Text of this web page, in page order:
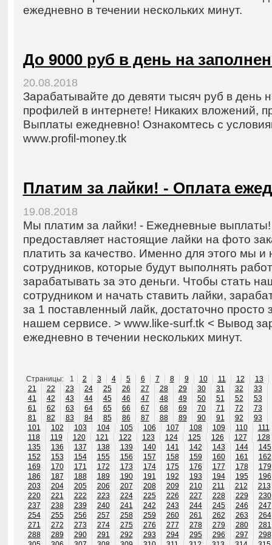
ежедневно в течении нескольких минут.
До 9000 руб в день на
20.08.2018
Зарабатывайте до девяти тысяч руб в день
профилей в интернете! Никаких вложений,
Выплаты ежедневно! Ознакомтесь с
www.profil-money.tk
Платим за лайки! - Оплата
19.08.2018
Мы платим за лайки! - Ежедневные
предоставляет настоящие лайки на фото
платить за качество. Именно для этого мы
сотрудников, которые будут выполнять
зарабатывать за это деньги. Чтобы стать
сотрудником и начать ставить лайки,
за 1 поставленный лайк, достаточно просто
нашем сервисе. > www.like-surf.tk < Вывод
ежедневно в течении нескольких минут.
Страницы: 1 2 3 4 5 6 7 8 9 10 11 12
13
21
22 23 24 25 26 27 28 29 30 31 32
33
41
42 43 44 45 46 47 48 49 50 51 52
53
61
62 63 64 65 66 67 68 69 70 71 72
73
81
82 83 84 85 86 87 88 89 90 91 92
93
101
102 103 104 105 106 107 108 109 110
111
118
119 120 121 122 123 124 125 126 127
128
135
136 137 138 139 140 141 142 143 144
145
152
153 154 155 156 157 158 159 160 161
162
169
170 171 172 173 174 175 176 177 178
179
186
187 188 189 190 191 192 193 194 195
196
203
204 205 206 207 208 209 210 211 212
213
220
221 222 223 224 225 226 227 228 229
230
237
238 239 240 241 242 243 244 245 246
247
254
255 256 257 258 259 260 261 262 263
264
271
272 273 274 275 276 277 278 279 280
281
288
289 290 291 292 293 294 295 296 297
298